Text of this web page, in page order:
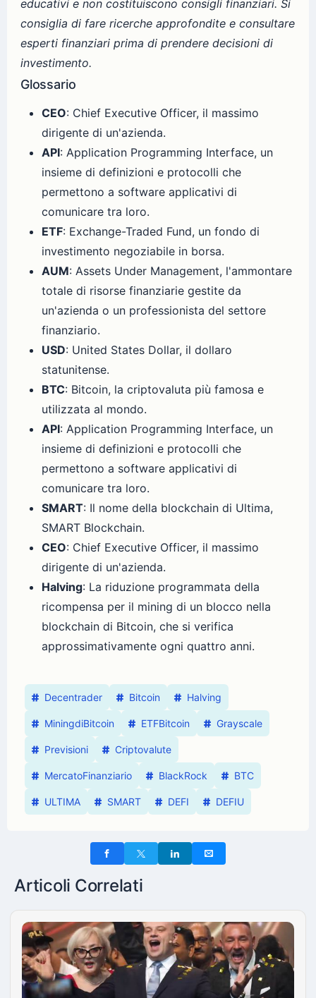
educativi e non costituiscono consigli finanziari. Si
consiglia di fare ricerche approfondite e consultare
esperti finanziari prima di prendere decisioni di
investimento.
Glossario
CEO: Chief Executive Officer, il massimo
dirigente di un'azienda.
API: Application Programming Interface, un
insieme di definizioni e protocolli che
permettono a software applicativi di
comunicare tra loro.
ETF: Exchange-Traded Fund, un fondo di
investimento negoziabile in borsa.
AUM: Assets Under Management, l'ammontare
totale di risorse finanziarie gestite da
un'azienda o un professionista del settore
finanziario.
USD: United States Dollar, il dollaro
statunitense.
BTC: Bitcoin, la criptovaluta più famosa e
utilizzata al mondo.
API: Application Programming Interface, un
insieme di definizioni e protocolli che
permettono a software applicativi di
comunicare tra loro.
SMART: Il nome della blockchain di Ultima,
SMART Blockchain.
CEO: Chief Executive Officer, il massimo
dirigente di un'azienda.
Halving: La riduzione programmata della
ricompensa per il mining di un blocco nella
blockchain di Bitcoin, che si verifica
approssimativamente ogni quattro anni.
Decentrader Bitcoin Halving
MiningdiBitcoin ETFBitcoin Grayscale
Previsioni Criptovalute
MercatoFinanziario BlackRock BTC
ULTIMA SMART DEFI DEFIU
Articoli Correlati